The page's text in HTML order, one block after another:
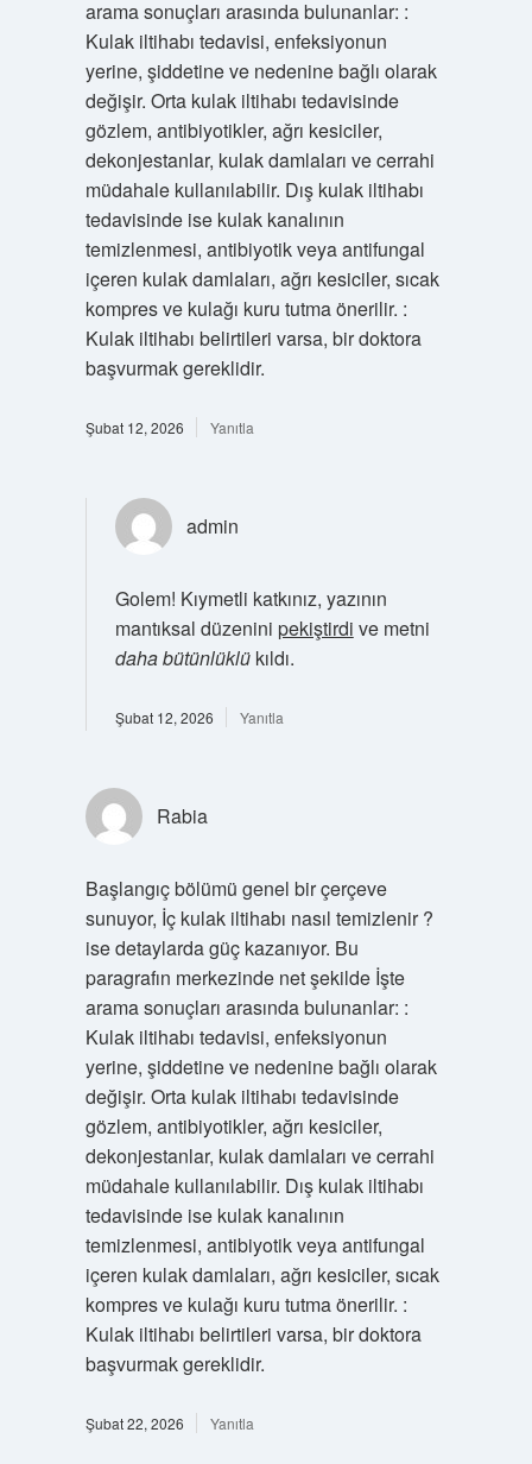
arama sonuçları arasında bulunanlar: :
Kulak iltihabı tedavisi, enfeksiyonun
yerine, şiddetine ve nedenine bağlı olarak
değişir. Orta kulak iltihabı tedavisinde
gözlem, antibiyotikler, ağrı kesiciler,
dekonjestanlar, kulak damlaları ve cerrahi
müdahale kullanılabilir. Dış kulak iltihabı
tedavisinde ise kulak kanalının
temizlenmesi, antibiyotik veya antifungal
içeren kulak damlaları, ağrı kesiciler, sıcak
kompres ve kulağı kuru tutma önerilir. :
Kulak iltihabı belirtileri varsa, bir doktora
başvurmak gereklidir.
Şubat 12, 2026 Yanıtla
admin
Golem! Kıymetli katkınız, yazının
mantıksal düzenini pekiştirdi ve metni
daha bütünlüklükıldı.
Şubat 12, 2026 Yanıtla
Rabia
Başlangıç bölümü genel bir çerçeve
sunuyor, İç kulak iltihabı nasıl temizlenir ?
ise detaylarda güç kazanıyor. Bu
paragrafın merkezinde net şekilde İşte
arama sonuçları arasında bulunanlar: :
Kulak iltihabı tedavisi, enfeksiyonun
yerine, şiddetine ve nedenine bağlı olarak
değişir. Orta kulak iltihabı tedavisinde
gözlem, antibiyotikler, ağrı kesiciler,
dekonjestanlar, kulak damlaları ve cerrahi
müdahale kullanılabilir. Dış kulak iltihabı
tedavisinde ise kulak kanalının
temizlenmesi, antibiyotik veya antifungal
içeren kulak damlaları, ağrı kesiciler, sıcak
kompres ve kulağı kuru tutma önerilir. :
Kulak iltihabı belirtileri varsa, bir doktora
başvurmak gereklidir.
Şubat 22, 2026 Yanıtla